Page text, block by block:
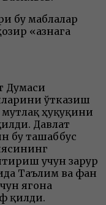
бу маблағлар
«ғазнага
Думаси
ўтказиш
ҳуқуқини
Давлат
бу ташаббус
учун зарур
Таълим ва фан
ягона
қилди.